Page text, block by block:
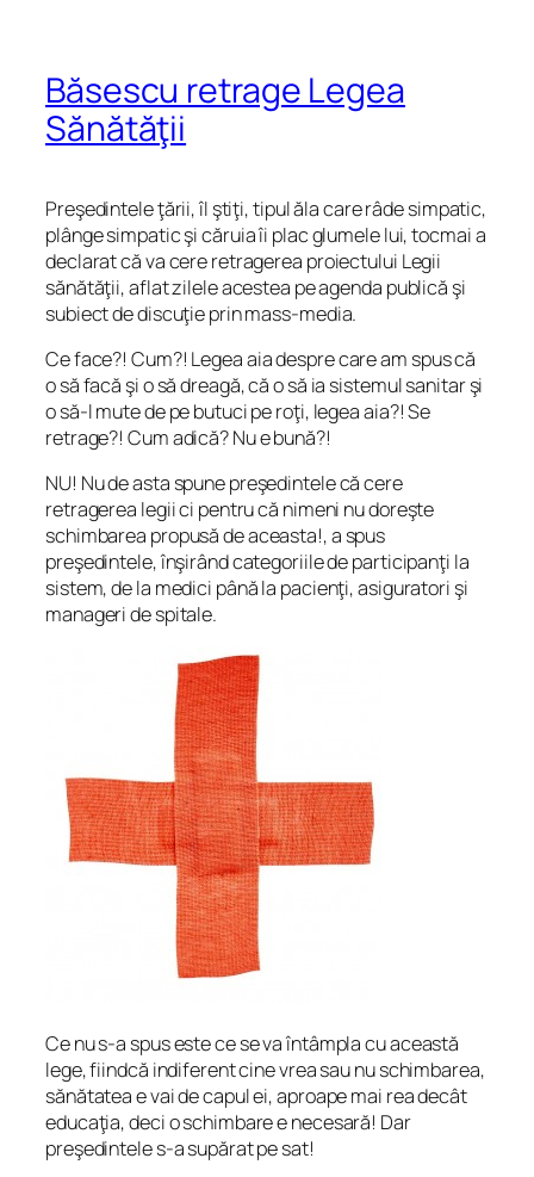
Băsescu retrage Legea
Sănătăţii
Preşedintele ţării, îl ştiţi, tipul ăla care râde simpatic,
plânge simpatic şi căruia îi plac glumele lui, tocmai a
declarat că va cere retragerea proiectului Legii
sănătăţii, aflat zilele acestea pe agenda publică şi
subiect de discuţie prin mass-media.
Ce face?! Cum?! Legea aia despre care am spus că
o să facă şi o să dreagă, că o să ia sistemul sanitar şi
o să-l mute de pe butuci pe roţi, legea aia?! Se
retrage?! Cum adică? Nu e bună?!
NU! Nu de asta spune preşedintele că cere
retragerea legii ci pentru că nimeni nu doreşte
schimbarea propusă de aceasta!, a spus
preşedintele, înşirând categoriile de participanţi la
sistem, de la medici până la pacienţi, asiguratori şi
manageri de spitale.
Ce nu s-a spus este ce se va întâmpla cu această
lege, fiindcă indiferent cine vrea sau nu schimbarea,
sănătatea e vai de capul ei, aproape mai rea decât
educaţia, deci o schimbare e necesară! Dar
preşedintele s-a supărat pe sat!